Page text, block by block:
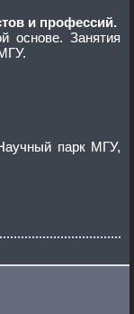
и профессий.
на биологическом факультете МГУ.
парк МГУ,